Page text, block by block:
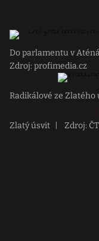
Do parlamentu v
Zdroj: profimedia.cz
Radikálové ze Zlatého
Zlatý úsvit Zdroj: